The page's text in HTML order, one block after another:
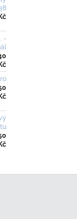
-
Kč
Kč